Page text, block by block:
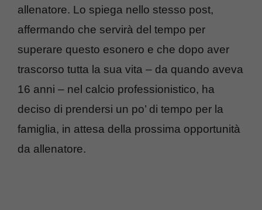
allenatore. Lo spiega nello stesso post,
affermando che servirà del tempo per
superare questo esonero e che dopo aver
trascorso tutta la sua vita – da quando aveva
16 anni – nel calcio professionistico, ha
deciso di prendersi un po’ di tempo per la
famiglia, in attesa della prossima opportunità
da allenatore.